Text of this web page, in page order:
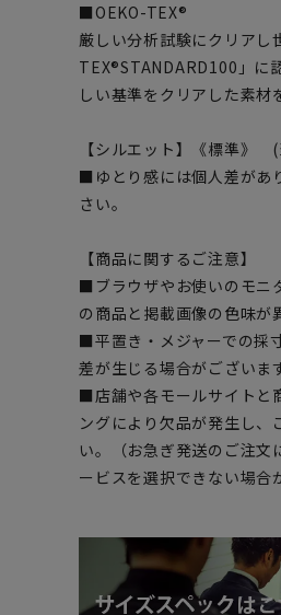
■OEKO-TEX®
厳しい分析試験にクリア
TEX®STANDARD100」に
しい基準をクリアした素材
【シルエット】《標準》
■ゆとり感には個人差があ
さい。
【商品に関するご注意】
■ブラウザやお使いのモニ
の商品と掲載画像の色味が
■平置き・メジャーでの採
差が生じる場合がございま
■店舗や各モールサイトと
ングにより欠品が発生し
い。（お急ぎ発送のご注文
ービスを選択できない場合